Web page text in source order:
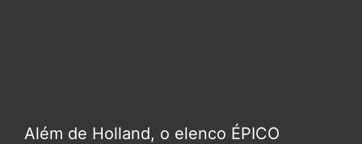
Além de Holland, o elenco ÉPICO